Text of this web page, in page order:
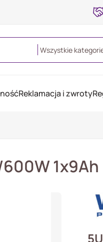
Reklamacja i zwroty
1x9Ah